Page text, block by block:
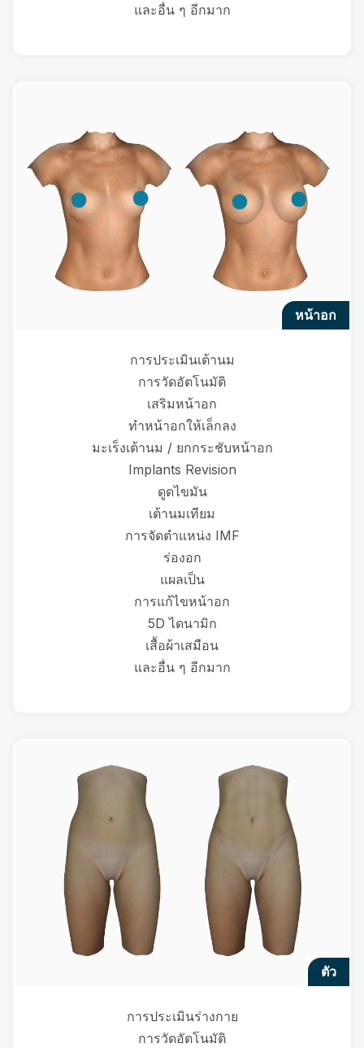
และอื่น ๆ อีกมาก
หน้าอก
การประเมินเต้านม
การวัดอัตโนมัติ
เสริมหน้าอก
ทำหน้าอกให้เล็กลง
มะเร็งเต้านม / ยกกระชับหน้าอก
Implants Revision
ดูดไขมัน
เต้านมเทียม
การจัดตำแหน่ง IMF
ร่องอก
แผลเป็น
การแก้ไขหน้าอก
5D ไดนามิก
เสื้อผ้าเสมือน
และอื่น ๆ อีกมาก
ตัว
การประเมินร่างกาย
การวัดอัตโนมัติ